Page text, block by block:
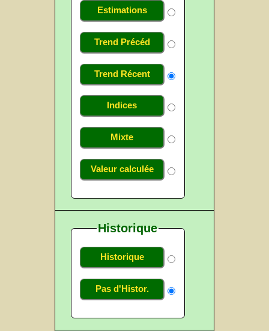
Estimations
Trend Précéd
Trend Récent
Indices
Mixte
Valeur calculée
Historique
Historique
Pas d'Histor.